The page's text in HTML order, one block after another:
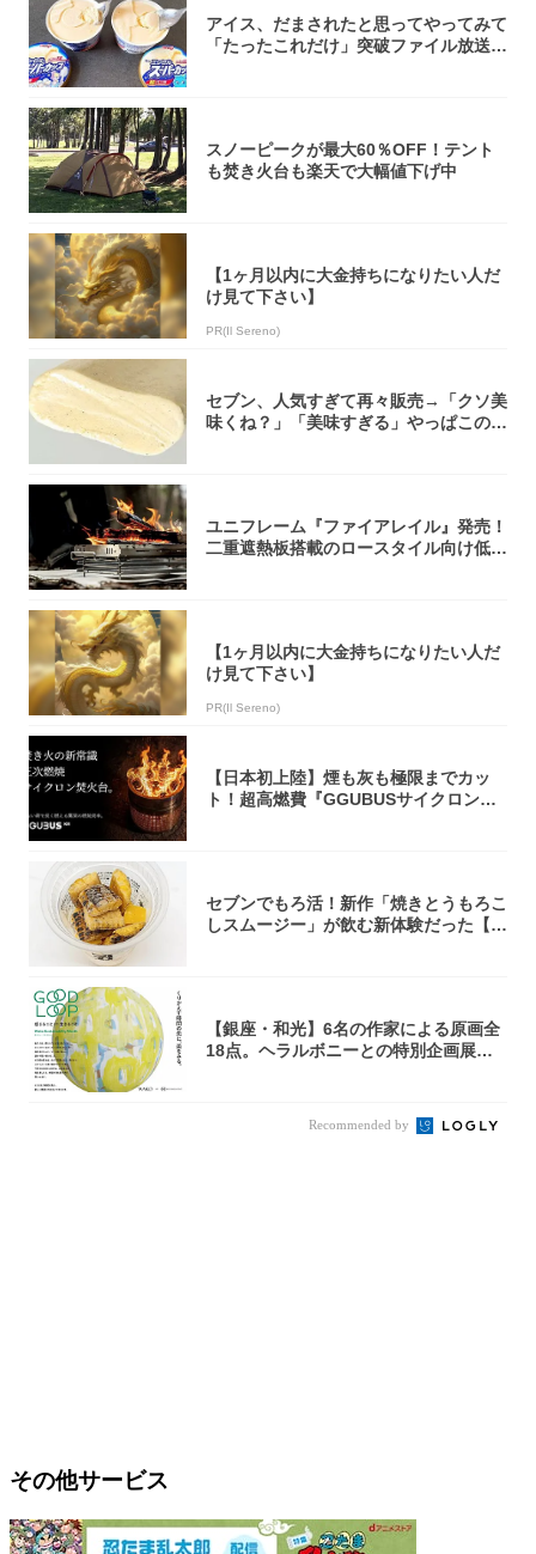
アイス、だまされたと思ってやってみて
「たったこれだけ」突破ファイル放送で
スノーピークが最大60％OFF！テント
も焚き火台も楽天で大幅値下げ中
【1ヶ月以内に大金持ちになりたい人だ
け見て下さい】
PR(Il Sereno)
セブン、人気すぎて再々販売→「クソ美
味くね？」「美味すぎる」やっぱこのク
ユニフレーム『ファイアレイル』発売！
二重遮熱板搭載のロースタイル向け低型
【1ヶ月以内に大金持ちになりたい人だ
け見て下さい】
PR(Il Sereno)
【日本初上陸】煙も灰も極限までカッ
ト！超高燃費『GGUBUSサイクロン焚
セブンでもろ活！新作「焼きとうもろこ
しスムージー」が飲む新体験だった【東
【銀座・和光】6名の作家による原画全
18点。ヘラルボニーとの特別企画展「G
Recommended by
その他サービス